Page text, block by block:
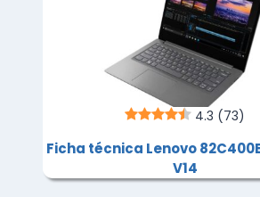
4.3 (73)
Ficha técnica Lenovo
V14